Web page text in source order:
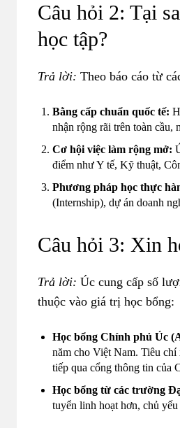
Câu hỏi 2: Tại
học tập?
Trả lời: Theo báo cáo từ
Bằng cấp chuẩn quốc tế:
nhận rộng rãi trên toàn cầu,
Cơ hội việc làm rộng mở:
điểm như Y tế, Kỹ thuật,
Phương pháp học thực
(Internship), dự án doanh
Câu hỏi 3: Xin
Trả lời: Úc cung cấp số
thuộc vào giá trị học bổng:
Học bổng Chính phủ Úc
năm cho Việt Nam. Tiêu
tiếp qua cổng thông tin của
Học bổng từ các trường
tuyển linh hoạt hơn, chủ